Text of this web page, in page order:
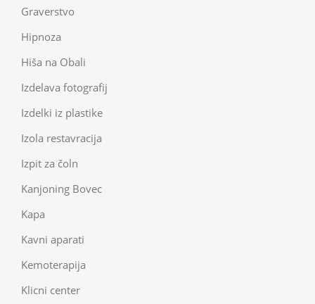
Graverstvo
Hipnoza
Hiša na Obali
Izdelava fotografij
Izdelki iz plastike
Izola restavracija
Izpit za čoln
Kanjoning Bovec
Kapa
Kavni aparati
Kemoterapija
Klicni center